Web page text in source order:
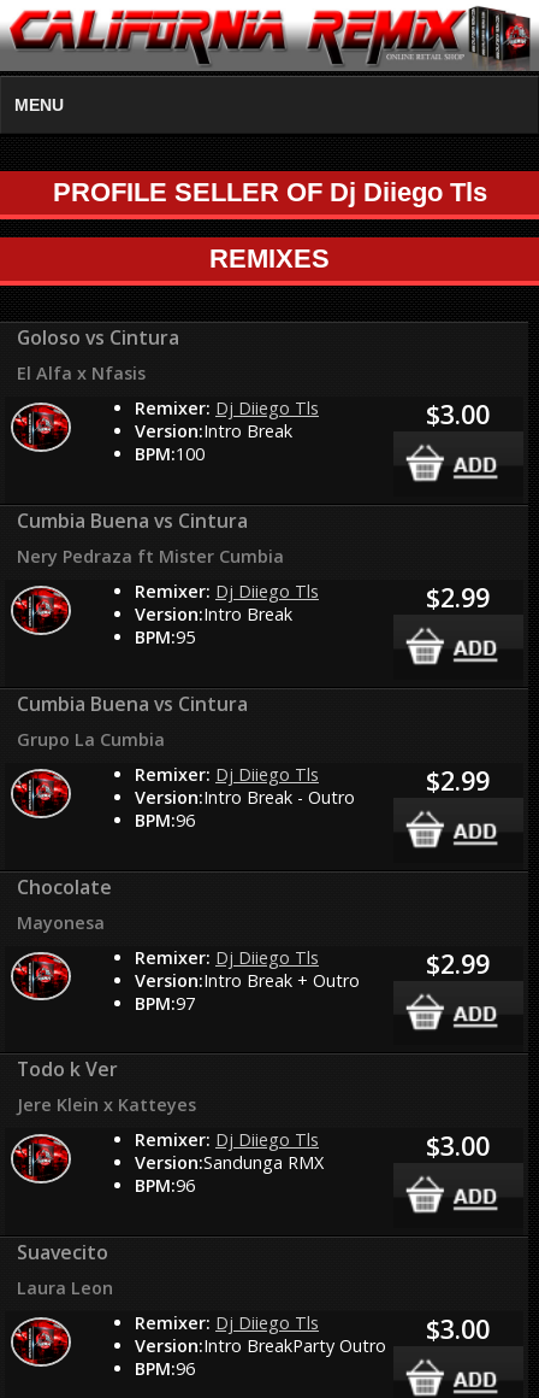
MENU
PROFILE SELLER OF Dj Diiego Tls
REMIXES
Goloso vs Cintura
El Alfa x Nfasis
Remixer: Dj Diiego Tls
Version:Intro Break
BPM:100
$3.00
Cumbia Buena vs Cintura
Nery Pedraza ft Mister Cumbia
Remixer: Dj Diiego Tls
Version:Intro Break
BPM:95
$2.99
Cumbia Buena vs Cintura
Grupo La Cumbia
Remixer: Dj Diiego Tls
Version:Intro Break - Outro
BPM:96
$2.99
Chocolate
Mayonesa
Remixer: Dj Diiego Tls
Version:Intro Break + Outro
BPM:97
$2.99
Todo k Ver
Jere Klein x Katteyes
Remixer: Dj Diiego Tls
Version:Sandunga RMX
BPM:96
$3.00
Suavecito
Laura Leon
Remixer: Dj Diiego Tls
Version:Intro BreakParty Outro
BPM:96
$3.00